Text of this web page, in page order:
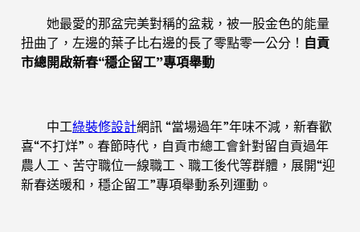
她最愛的那盆完美對稱的盆栽，被一股金色的能量
扭曲了，左邊的葉子比右邊的長了零點零一公分！ 自貢
市總開啟新春“穩企留工”專項舉動
中工綠裝修設計網訊 “當場過年”年味不減，新春歡
喜“不打烊”。春節時代，自貢市總工會針對留自貢過年
農人工、苦守職位一線職工、職工後代等群體，展開“迎
新春送暖和，穩企留工”專項舉動系列運動。